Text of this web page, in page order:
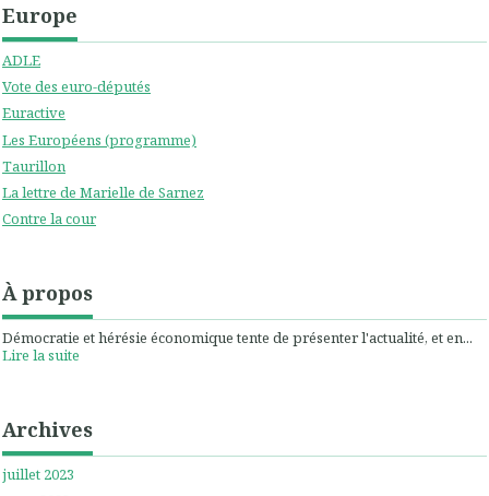
Europe
ADLE
Vote des euro-députés
Euractive
Les Européens (programme)
Taurillon
La lettre de Marielle de Sarnez
Contre la cour
À propos
Démocratie et hérésie économique tente de présenter l'actualité, et en...
Lire la suite
Archives
juillet 2023